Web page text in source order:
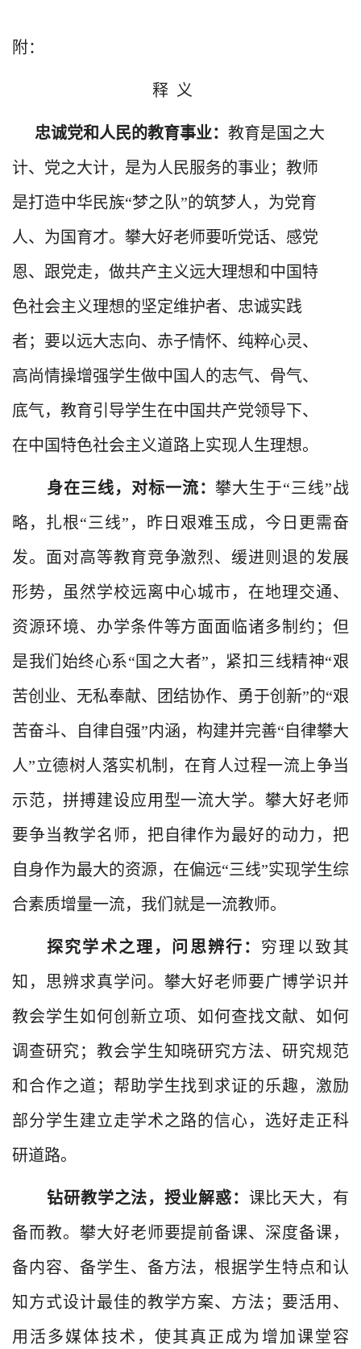
附：
释 义
忠诚党和人民的教育事业： 教育是国之大
计、党之大计，是为人民服务的事业；教师
是打造中华民族“梦之队”的筑梦人，为党育
人、为国育才。攀大好老师要听党话、感党
恩、跟党走，做共产主义远大理想和中国特
色社会主义理想的坚定维护者、忠诚实践
者；要以远大志向、赤子情怀、纯粹心灵、
高尚情操增强学生做中国人的志气、骨气、
底气，教育引导学生在中国共产党领导下、
在中国特色社会主义道路上实现人生理想。
身在三线，对标一流： 攀大生于“三线”战
略，扎根“三线”，昨日艰难玉成，今日更需奋
发。面对高等教育竞争激烈、缓进则退的发展
形势，虽然学校远离中心城市，在地理交通、
资源环境、办学条件等方面面临诸多制约；但
是我们始终心系“国之大者”，紧扣三线精神“艰
苦创业、无私奉献、团结协作、勇于创新”的“艰
苦奋斗、自律自强”内涵，构建并完善“自律攀大
人”立德树人落实机制，在育人过程一流上争当
示范，拼搏建设应用型一流大学。攀大好老师
要争当教学名师，把自律作为最好的动力，把
自身作为最大的资源，在偏远“三线”实现学生综
合素质增量一流，我们就是一流教师。
探究学术之理，问思辨行： 穷理以致其
知，思辨求真学问。攀大好老师要广博学识并
教会学生如何创新立项、如何查找文献、如何
调查研究；教会学生知晓研究方法、研究规范
和合作之道；帮助学生找到求证的乐趣，激励
部分学生建立走学术之路的信心，选好走正科
研道路。
钻研教学之法，授业解惑： 课比天大，有
备而教。攀大好老师要提前备课、深度备课，
备内容、备学生、备方法，根据学生特点和认
知方式设计最佳的教学方案、方法；要活用、
用活多媒体技术，使其真正成为增加课堂容